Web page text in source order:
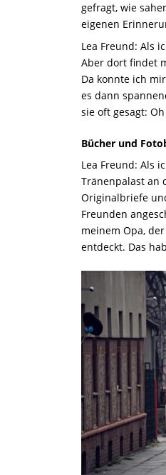
gefragt, wie
eigenen
Lea Freund: Als
Aber dort findet
Da konnte ich
es dann
sie oft gesagt:
Bücher und
Lea Freund: Als
Tränenpalast an
Originalbriefe
Freunden
meinem Opa,
entdeckt. Das